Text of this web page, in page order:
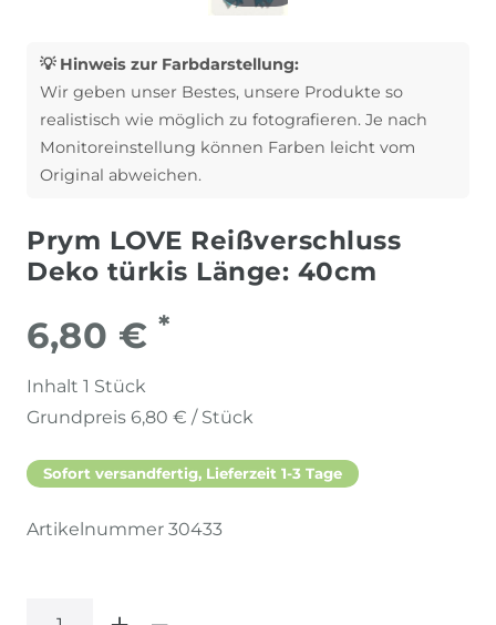
💡 Hinweis zur Farbdarstellung:
Wir geben unser Bestes, unsere Produkte so
realistisch wie möglich zu fotografieren. Je nach
Monitoreinstellung können Farben leicht vom
Original abweichen.
Prym LOVE Reißverschluss
Deko türkis Länge: 40cm
6,80 € *
Inhalt 1 Stück
Grundpreis 6,80 € / Stück
Sofort versandfertig, Lieferzeit 1-3 Tage
Artikelnummer 30433